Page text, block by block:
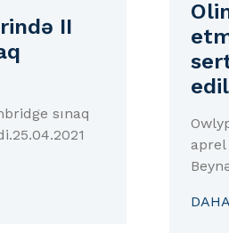
II
sınaq